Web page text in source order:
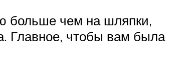
больше чем на шляпки,
Главное, чтобы вам была